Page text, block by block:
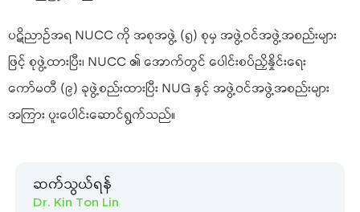
ပဋိညာဉ်အရ NUCC ကို အစုအဖွဲ့ (၅) စုမှ အဖွဲ့ဝင်အဖွဲ့အစည်းများ
ဖြင့် စုဖွဲ့ထားပြီး၊ NUCC ၏ အောက်တွင် ပေါင်းစပ်ညှိနှိုင်းရေး
ကော်မတီ (၉) ခုဖွဲ့စည်းထားပြီး NUG နှင့် အဖွဲ့ဝင်အဖွဲ့အစည်းများ
အကြား ပူးပေါင်းဆောင်ရွက်သည်။
ဆက်သွယ်ရန်
Dr. Kin Ton Lin